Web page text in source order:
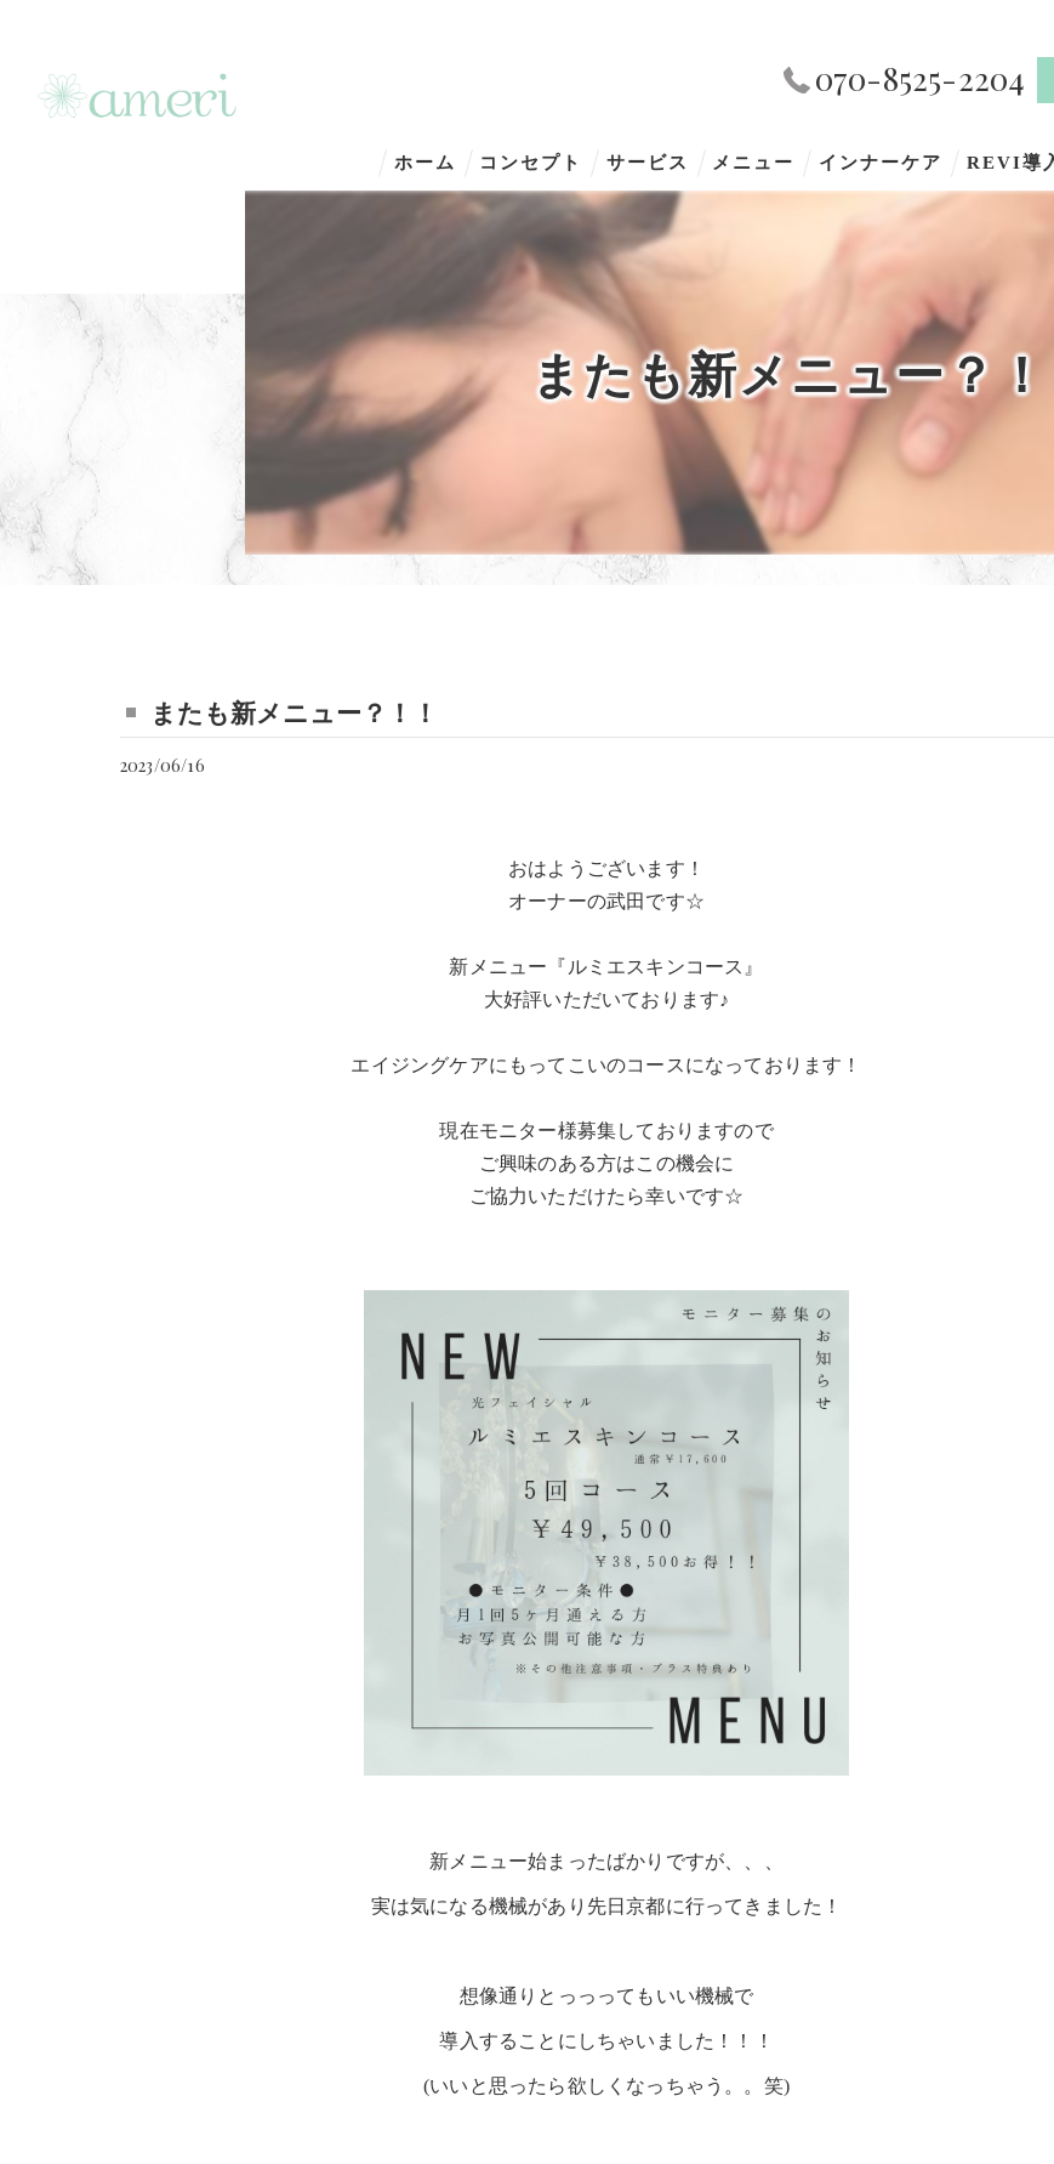
070-8525-2204
ホーム コンセプト サービス メニュー インナーケア REVI導
またも新メニュー？！
またも新メニュー？！！
2023/06/16
おはようございます！
オーナーの武田です☆
新メニュー『ルミエスキンコース』
大好評いただいております♪
エイジングケアにもってこいのコースになっております！
現在モニター様募集しておりますので
ご興味のある方はこの機会に
ご協力いただけたら幸いです☆
新メニュー始まったばかりですが、、、
実は気になる機械があり先日京都に行ってきました！
想像通りとっっってもいい機械で
導入することにしちゃいました！！！
(いいと思ったら欲しくなっちゃう。。笑)